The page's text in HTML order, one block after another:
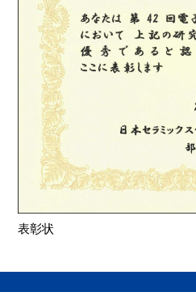
表彰状